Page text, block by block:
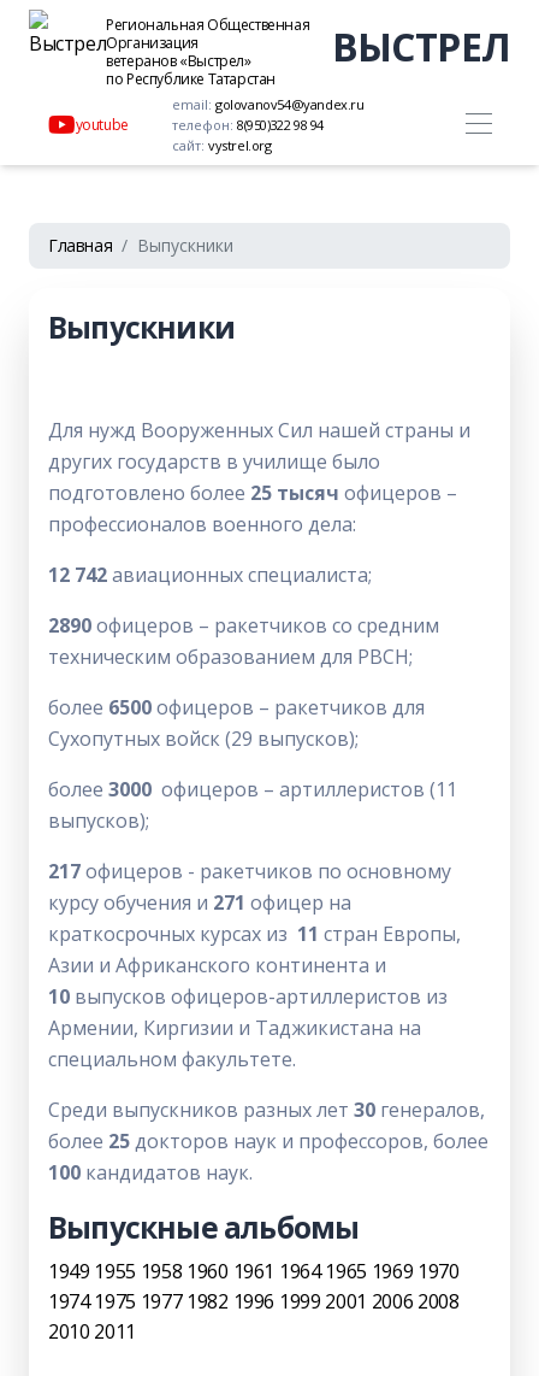
Региональная Общественная
Организация
ветеранов «Выстрел»
по Республике Татарстан
ВЫСТРЕЛ
youtube
email: golovanov54@yandex.ru
телефон: 8(950)322 98 94
сайт: vystrel.org
Главная Выпускники
Выпускники
Для нужд Вооруженных Сил нашей страны и
других государств в училище было
подготовлено более 25 тысяч офицеров –
профессионалов военного дела:
12 742авиационных специалиста;
2890офицеров – ракетчиков со средним
техническим образованием для РВСН;
более 6500офицеров – ракетчиков для
Сухопутных войск (29 выпусков);
более 3000 офицеров – артиллеристов (11
выпусков);
217офицеров - ракетчиков по основному
курсу обучения и 271 офицер на
краткосрочных курсах из 11 стран Европы,
Азии и Африканского континента и
10 выпусков офицеров-артиллеристов из
Армении, Киргизии и Таджикистана на
специальном факультете.
Среди выпускников разных лет 30 генералов,
более 25докторов наук и профессоров, более
100 кандидатов наук.
Выпускные альбомы
1949 1955 1958 1960 1961 1964 1965 1969 1970
1974 1975 1977 1982 1996 1999 2001 2006 2008
2010 2011